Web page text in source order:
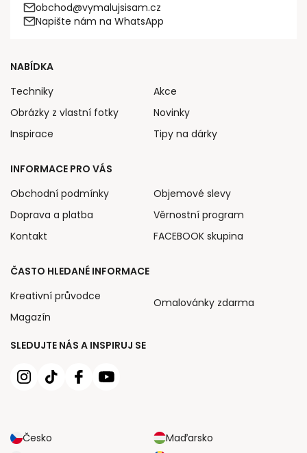
obchod@vymalujsisam.cz
Napište nám na WhatsApp
SLEDUJTE NÁS A INSPIRUJ SE
Česko
Maďarsko
NABÍDKA
Techniky
Obrázky z vlastní fotky
Inspirace
Akce
Novinky
Tipy na dárky
INFORMACE PRO VÁS
Obchodní podmínky
Doprava a platba
Kontakt
Objemové slevy
Věrnostní program
FACEBOOK skupina
ČASTO HLEDANÉ INFORMACE
Kreativní průvodce
Magazín
Omalovánky zdarma